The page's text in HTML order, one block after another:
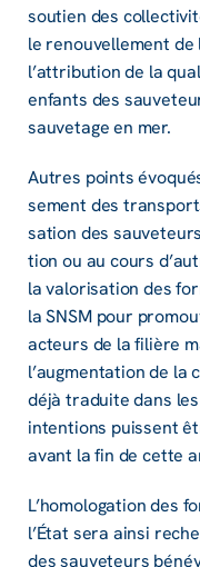
soutien des
le renou­vel­le­ment de
l’at­tri­bu­tion de la
enfants des
sauve­tage en mer.
Autres points
se­ment des
sa­tion des
tion ou au cours
la valo­ri­sa­tion des
la SNSM pour
acteurs de la filière
l’aug­men­ta­tion de la
déjà traduite dans
inten­tions puissent
avant la fin de cette
L’ho­mo­lo­ga­tion des
l’État sera ainsi
des sauve­teurs